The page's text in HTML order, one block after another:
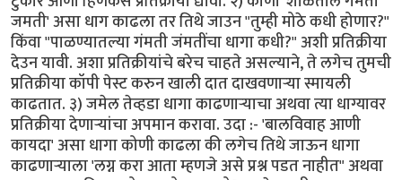
जमती' असा धाग काढला तर तिथे जाउन "तुम्ही मोठे कधी होणार?"
किंवा "पाळण्यातल्या गंमती जंमतींचा धागा कधी?" अशी प्रतिक्रीया
देउन यावी. अशा प्रतिक्रीयांचे बरेच चाहते असल्याने, ते लगेच तुमची
प्रतिक्रीया कॉपी पेस्ट करुन खाली दात दाखवणार्‍या स्मायली
काढतात. ३) जमेल तेव्हडा धागा काढणार्‍याचा अथवा त्या धाग्यावर
प्रतिक्रीया देणार्‍यांचा अपमान करावा. उदा :- 'बालविवाह आणी
कायदा' असा धागा कोणी काढला की लगेच तिथे जाऊन धागा
काढणार्‍याला 'लग्न करा आता म्हणजे असे प्रश्न पडत नाहीत" अथवा